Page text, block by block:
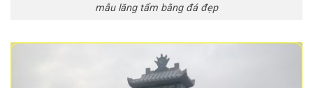
mẫu lăng tẩm bằng đá đẹp